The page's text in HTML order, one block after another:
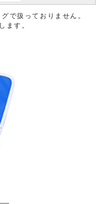
で扱っておりません。
ます。